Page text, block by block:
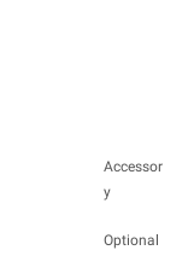
Accessor
y
Optional